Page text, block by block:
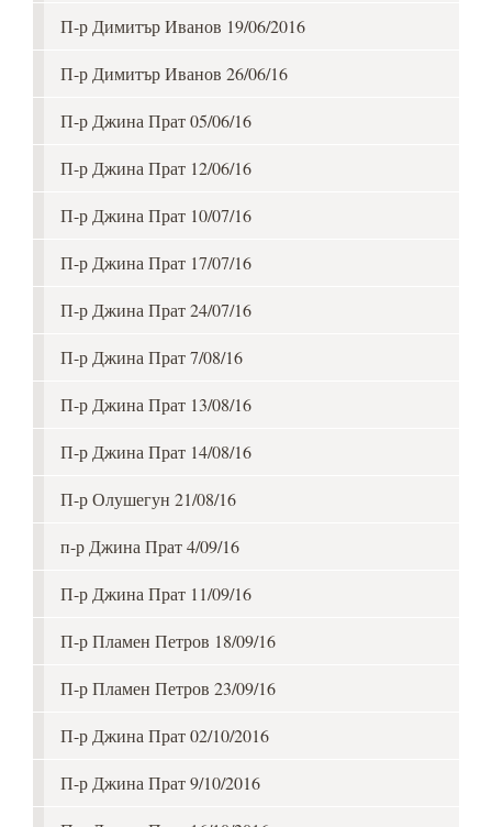
П-р Димитър Иванов 19/06/2016
П-р Димитър Иванов 26/06/16
П-р Джина Прат 05/06/16
П-р Джина Прат 12/06/16
П-р Джина Прат 10/07/16
П-р Джина Прат 17/07/16
П-р Джина Прат 24/07/16
П-р Джина Прат 7/08/16
П-р Джина Прат 13/08/16
П-р Джина Прат 14/08/16
П-р Олушегун 21/08/16
п-р Джина Прат 4/09/16
П-р Джина Прат 11/09/16
П-р Пламен Петров 18/09/16
П-р Пламен Петров 23/09/16
П-р Джина Прат 02/10/2016
П-р Джина Прат 9/10/2016